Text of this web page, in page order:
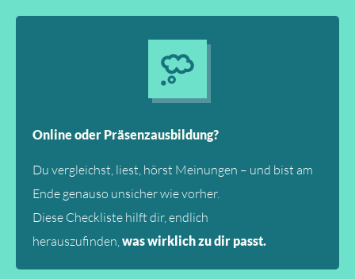
Online oder Präsenzausbildung?
Du vergleichst, liest, hörst Meinungen – und bist am
Ende genauso unsicher wie vorher.
Diese Checkliste hilft dir, endlich
herauszufinden,was wirklich zu dir passt.